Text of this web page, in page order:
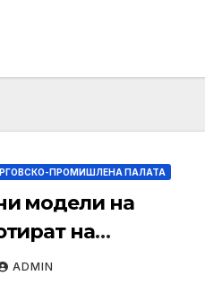
ПРОМИШЛЕНА ПАЛАТА
модели на
на
ADMIN